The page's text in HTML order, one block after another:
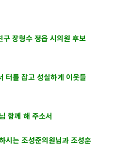
장형수 정읍 시의원 후보
터를 잡고 성실하게 이웃들
함께 해 주소서
시는 조성준의원님과 조성훈